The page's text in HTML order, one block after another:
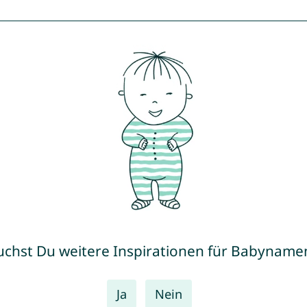
Du weitere Inspirationen für
Ja Nein